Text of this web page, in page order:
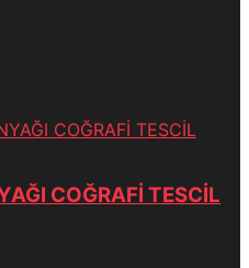
COĞRAFİ TESCİL
COĞRAFİ TESCİL